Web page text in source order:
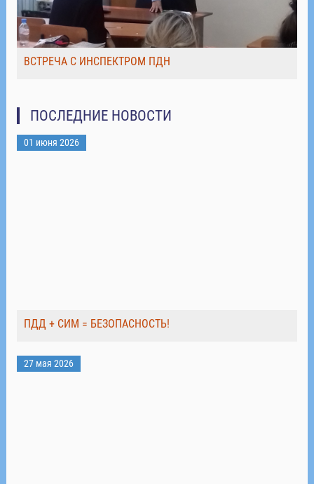
ВСТРЕЧА С ИНСПЕКТРОМ ПДН
ПОСЛЕДНИЕ НОВОСТИ
01 июня 2026
ПДД + СИМ = БЕЗОПАСНОСТЬ!
27 мая 2026